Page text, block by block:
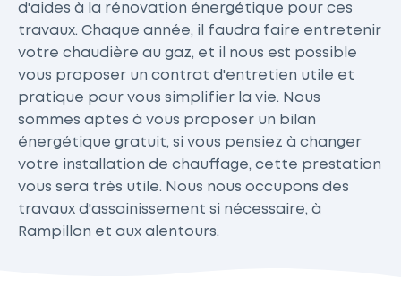
d'aides à la rénovation énergétique pour ces
travaux. Chaque année, il faudra faire entretenir
votre chaudière au gaz, et il nous est possible
vous proposer un contrat d'entretien utile et
pratique pour vous simplifier la vie. Nous
sommes aptes à vous proposer un bilan
énergétique gratuit, si vous pensiez à changer
votre installation de chauffage, cette prestation
vous sera très utile. Nous nous occupons des
travaux d'assainissement si nécessaire, à
Rampillon et aux alentours.